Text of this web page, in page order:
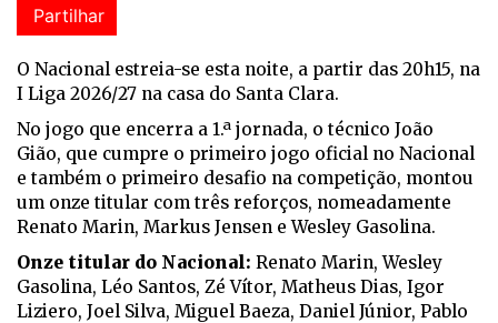
Partilhar
O Nacional estreia-se esta noite, a partir das 20h15, na
I Liga 2026/27 na casa do Santa Clara.
No jogo que encerra a 1.ª jornada, o técnico João
Gião, que cumpre o primeiro jogo oficial no Nacional
e também o primeiro desafio na competição, montou
um onze titular com três reforços, nomeadamente
Renato Marin, Markus Jensen e Wesley Gasolina.
Onze titular do Nacional: Renato Marin, Wesley
Gasolina, Léo Santos, Zé Vítor, Matheus Dias, Igor
Liziero, Joel Silva, Miguel Baeza, Daniel Júnior, Pablo